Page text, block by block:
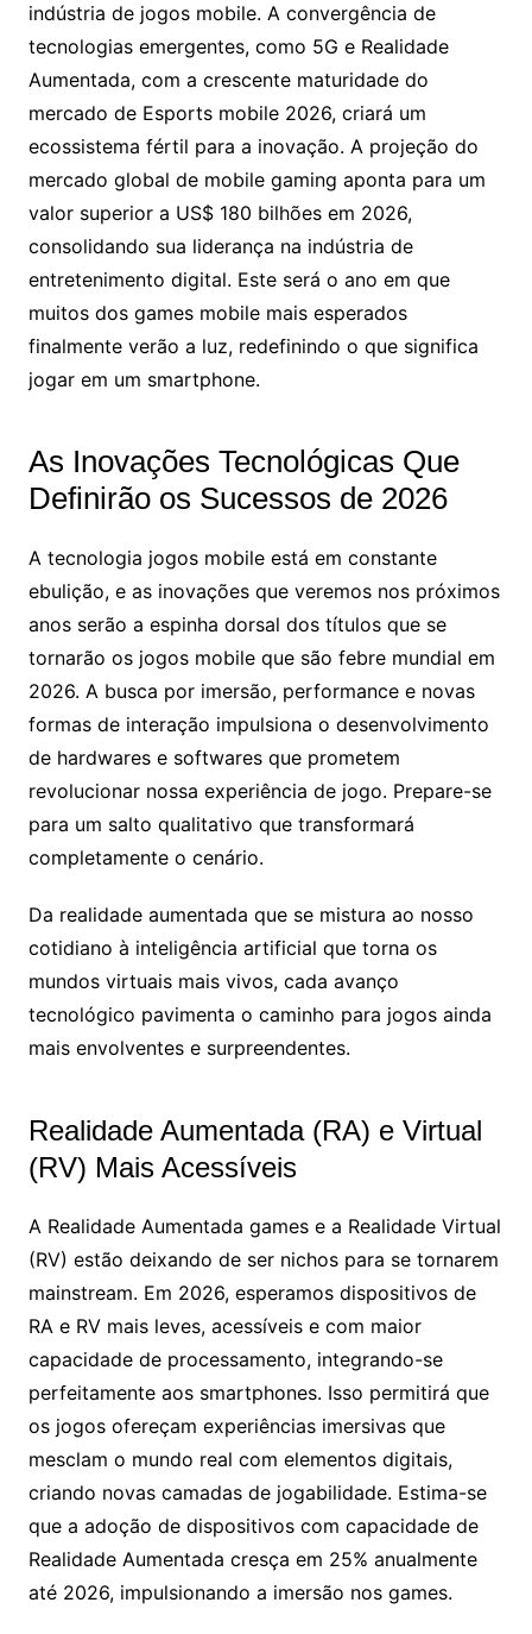
indústria de jogos mobile. A convergência de
tecnologias emergentes, como 5G e Realidade
Aumentada, com a crescente maturidade do
mercado de Esports mobile 2026, criará um
ecossistema fértil para a inovação. A projeção do
mercado global de mobile gaming aponta para um
valor superior a US$ 180 bilhões em 2026,
consolidando sua liderança na indústria de
entretenimento digital. Este será o ano em que
muitos dos games mobile mais esperados
finalmente verão a luz, redefinindo o que significa
jogar em um smartphone.
As Inovações Tecnológicas Que
Definirão os Sucessos de 2026
A tecnologia jogos mobile está em constante
ebulição, e as inovações que veremos nos próximos
anos serão a espinha dorsal dos títulos que se
tornarão os jogos mobile que são febre mundial em
2026. A busca por imersão, performance e novas
formas de interação impulsiona o desenvolvimento
de hardwares e softwares que prometem
revolucionar nossa experiência de jogo. Prepare-se
para um salto qualitativo que transformará
completamente o cenário.
Da realidade aumentada que se mistura ao nosso
cotidiano à inteligência artificial que torna os
mundos virtuais mais vivos, cada avanço
tecnológico pavimenta o caminho para jogos ainda
mais envolventes e surpreendentes.
Realidade Aumentada (RA) e Virtual
(RV) Mais Acessíveis
A Realidade Aumentada games e a Realidade Virtual
(RV) estão deixando de ser nichos para se tornarem
mainstream. Em 2026, esperamos dispositivos de
RA e RV mais leves, acessíveis e com maior
capacidade de processamento, integrando-se
perfeitamente aos smartphones. Isso permitirá que
os jogos ofereçam experiências imersivas que
mesclam o mundo real com elementos digitais,
criando novas camadas de jogabilidade. Estima-se
que a adoção de dispositivos com capacidade de
Realidade Aumentada cresça em 25% anualmente
até 2026, impulsionando a imersão nos games.